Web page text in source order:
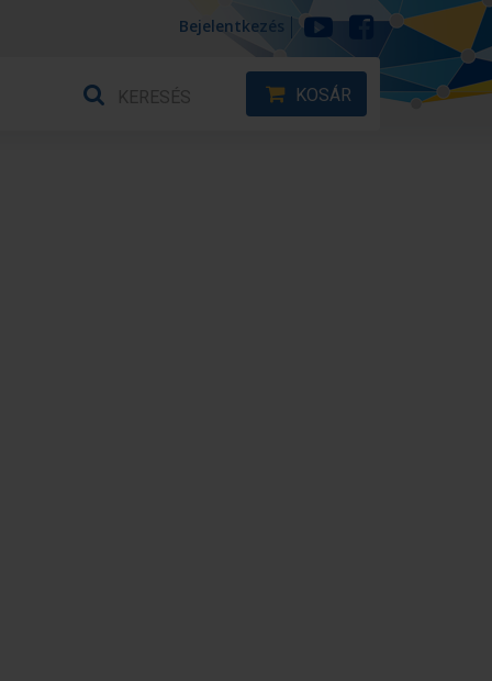
Bejelentkezés
KOSÁR